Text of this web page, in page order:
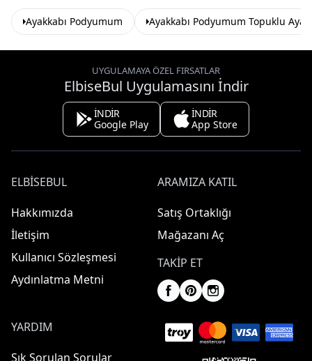
Ayakkabı Podyumum Ayakkabı Podyumum Topuklu
UYGULAMAYA ÖZEL FIRSATLAR
ElbiseBul Uygulamasını İndir
İNDİR
Google Play
İNDİR
App Store
ELBISEBUL
Hakkımızda
İletişim
Kullanıcı Sözleşmesi
Aydınlatma Metni
ARAMIZA KATIL
Satış Ortaklığı
Mağazanı Aç
TAKIP ET
YARDIM
Sık Sorulan Sorular